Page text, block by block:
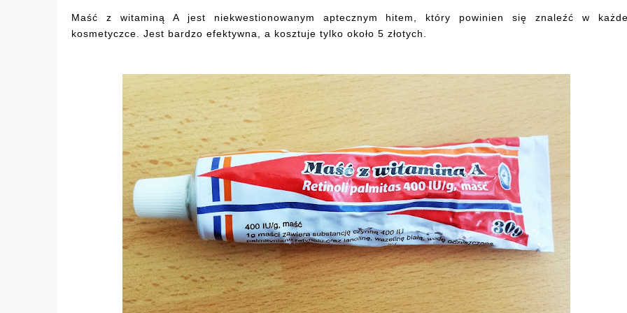
Maść z witaminą A jest niekwestionowanym aptecznym hitem, który powinien się znaleźć w
kosmetyczce. Jest bardzo efektywna, a kosztuje tylko około 5 złotych.